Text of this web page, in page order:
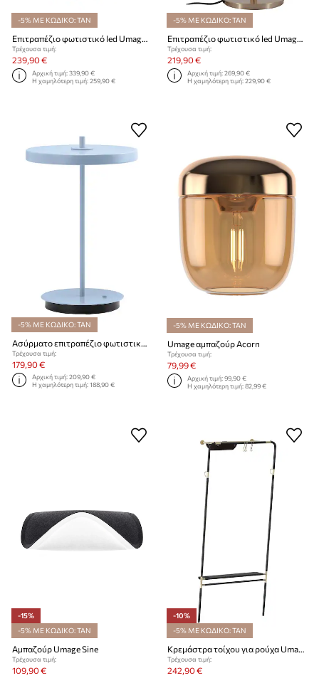
-5% ΜΕ ΚΩΔΙΚΟ: TAN
Επιτραπέζιο φωτιστικό led Umage 41 cm
Τρέχουσα τιμή:
239,90 €
Αρχική τιμή:339,90 €
Η χαμηλότερη τιμή:259,90 €
-5% ΜΕ ΚΩΔΙΚΟ: TAN
Επιτραπέζιο φωτιστικό led Umage Audrey
Τρέχουσα τιμή:
219,90 €
Αρχική τιμή:269,90 €
Η χαμηλότερη τιμή:229,90 €
-5% ΜΕ ΚΩΔΙΚΟ: TAN
Τρέχουσα τιμή:
179,90 €
Αρχική τιμή:209,90 €
Η χαμηλότερη τιμή:188,90 €
-5% ΜΕ ΚΩΔΙΚΟ: TAN
Umage αμπαζούρ Acorn
Τρέχουσα τιμή:
79,99 €
Αρχική τιμή:99,90 €
Η χαμηλότερη τιμή:82,99 €
-15%
-5% ΜΕ ΚΩΔΙΚΟ: TAN
Αμπαζούρ Umage Sine
Τρέχουσα τιμή:
109,90 €
-10%
-5% ΜΕ ΚΩΔΙΚΟ: TAN
Κρεμάστρα τοίχου για ρούχα Umage Lean on me
Τρέχουσα τιμή:
242,90 €